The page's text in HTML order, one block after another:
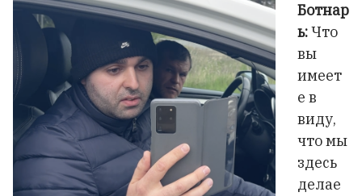
Ботнар
ь:Что
вы
имеет
е в
виду,
что мы
здесь
делае